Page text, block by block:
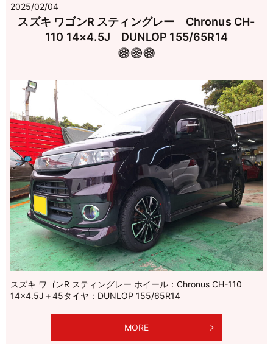
2025/02/04
スズキ ワゴンR スティングレー Chronus CH-
110 14×4.5J DUNLOP 155/65R14
スズキ ワゴンR スティングレー ホイール：Chronus CH-110
14×4.5J＋45タイヤ：DUNLOP 155/65R14
MORE